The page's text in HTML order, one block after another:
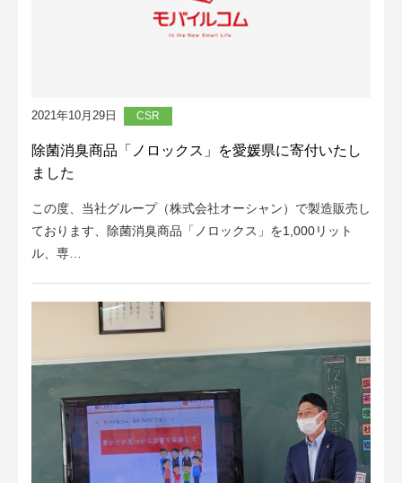
2021年10月29日 CSR
除菌消臭商品「ノロックス」を愛媛県に寄付いたし
ました
この度、当社グループ（株式会社オーシャン）で製造販売し
ております、除菌消臭商品「ノロックス」を1,000リット
ル、専…